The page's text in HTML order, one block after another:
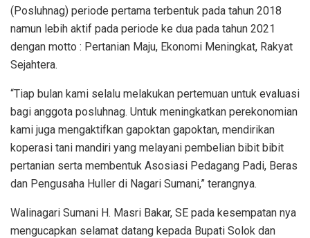
(Posluhnag) periode pertama terbentuk pada tahun 2018
namun lebih aktif pada periode ke dua pada tahun 2021
dengan motto : Pertanian Maju, Ekonomi Meningkat, Rakyat
Sejahtera.
“Tiap bulan kami selalu melakukan pertemuan untuk evaluasi
bagi anggota posluhnag. Untuk meningkatkan perekonomian
kami juga mengaktifkan gapoktan gapoktan, mendirikan
koperasi tani mandiri yang melayani pembelian bibit bibit
pertanian serta membentuk Asosiasi Pedagang Padi, Beras
dan Pengusaha Huller di Nagari Sumani,” terangnya.
Walinagari Sumani H. Masri Bakar, SE pada kesempatan nya
mengucapkan selamat datang kepada Bupati Solok dan